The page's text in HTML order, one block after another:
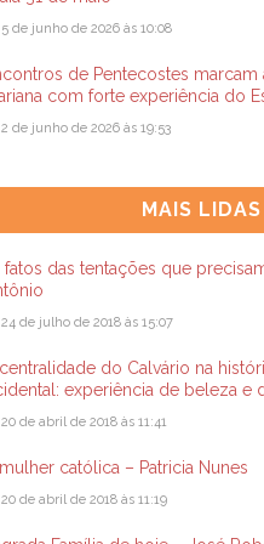
5 de junho de 2026 às 10:08
de Pentecostes
com forte experiência do
2 de junho de 2026 às 19:53
MAIS LIDAS
fatos das tentações que
24 de julho de 2018 às 15:07
do Calvário na
experiência de beleza e
20 de abril de 2018 às 11:41
católica – Patricia Nunes
20 de abril de 2018 às 11:19